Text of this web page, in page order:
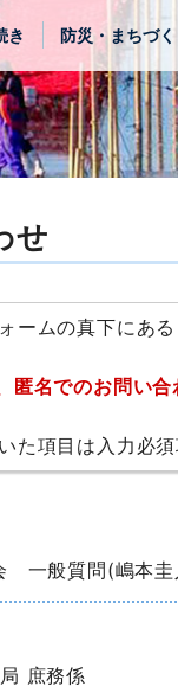
き 防災・まちづく
せ
ームの真下にあ
匿名でのお問い
た項目は入力必須
一般質問(嶋本圭
庶務係